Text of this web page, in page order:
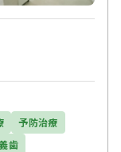
予防治療
歯